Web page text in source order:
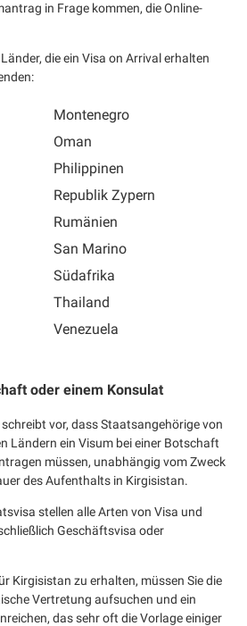
in Frage kommen, die Online-
die ein Visa on Arrival erhalten
Montenegro
Oman
Philippinen
Republik Zypern
Rumänien
San Marino
Südafrika
Thailand
Venezuela
oder einem Konsulat
vor, dass Staatsangehörige von
Ländern ein Visum bei einer Botschaft
müssen, unabhängig vom Zweck
des Aufenthalts in Kirgisistan.
stellen alle Arten von Visa und
Geschäftsvisa oder
Kirgisistan zu erhalten, müssen Sie die
Vertretung aufsuchen und ein
das sehr oft die Vorlage einiger